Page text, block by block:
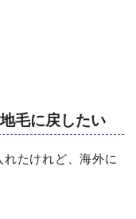
毛に戻したい
たけれど、海外に